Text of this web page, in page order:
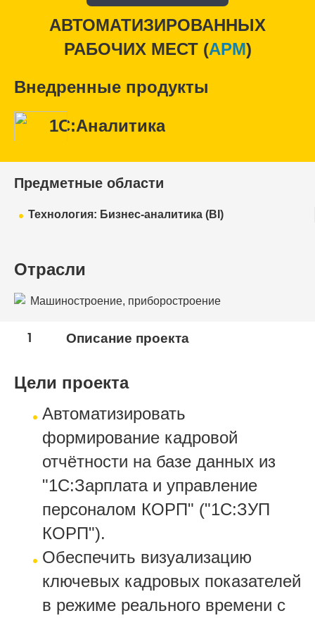
АВТОМАТИЗИРОВАННЫХ
РАБОЧИХ МЕСТ (APM)
Внедренные продукты
1С:Аналитика
Предметные области
Технология: Бизнес-аналитика (BI)
Отрасли
Машиностроение, приборостроение
1 Описание проекта
Цели проекта
Автоматизировать
формирование кадровой
отчётности на базе данных из
"1С:Зарплата и управление
персоналом КОРП" ("1С:ЗУП
КОРП").
Обеспечить визуализацию
ключевых кадровых показателей
в режиме реального времени с